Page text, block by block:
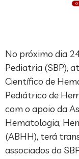
No próximo dia
Pediatria (SBP),
Científico de
Pediátrico de
com o apoio da
Hematologia,
(ABHH), terá
associados da